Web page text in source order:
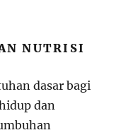
NUTRISI
dasar bagi
dan